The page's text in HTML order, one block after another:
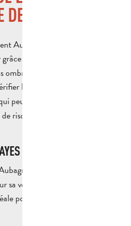
MASSIFS
Aubagne offrent de véritables
grâce à leurs forêts, leurs cours
ombragés. Avant toute sortie,
les
peuvent être réglementés en
risque incendie.
la
sa végétation et son ambiance
pour profiter d’un peu de